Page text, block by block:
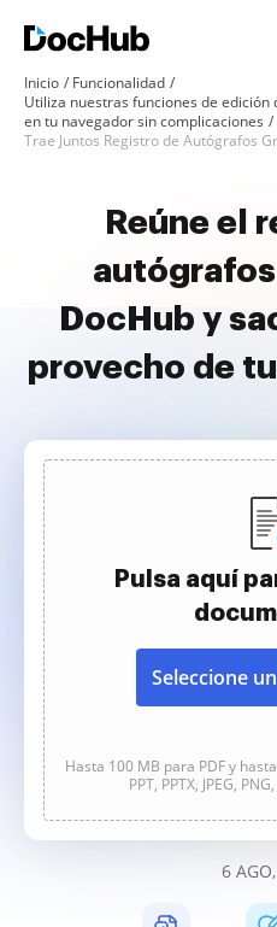
Inicio
Funcionalidad
Utiliza nuestras funciones de
en tu navegador sin complicaciones
Trae Juntos Registro de Autógrafos
Reúne el
DocHub y
provecho de
Pulsa aquí
Seleccione
Hasta 100 MB para PDF y
PPT, PPTX, JPEG,
6